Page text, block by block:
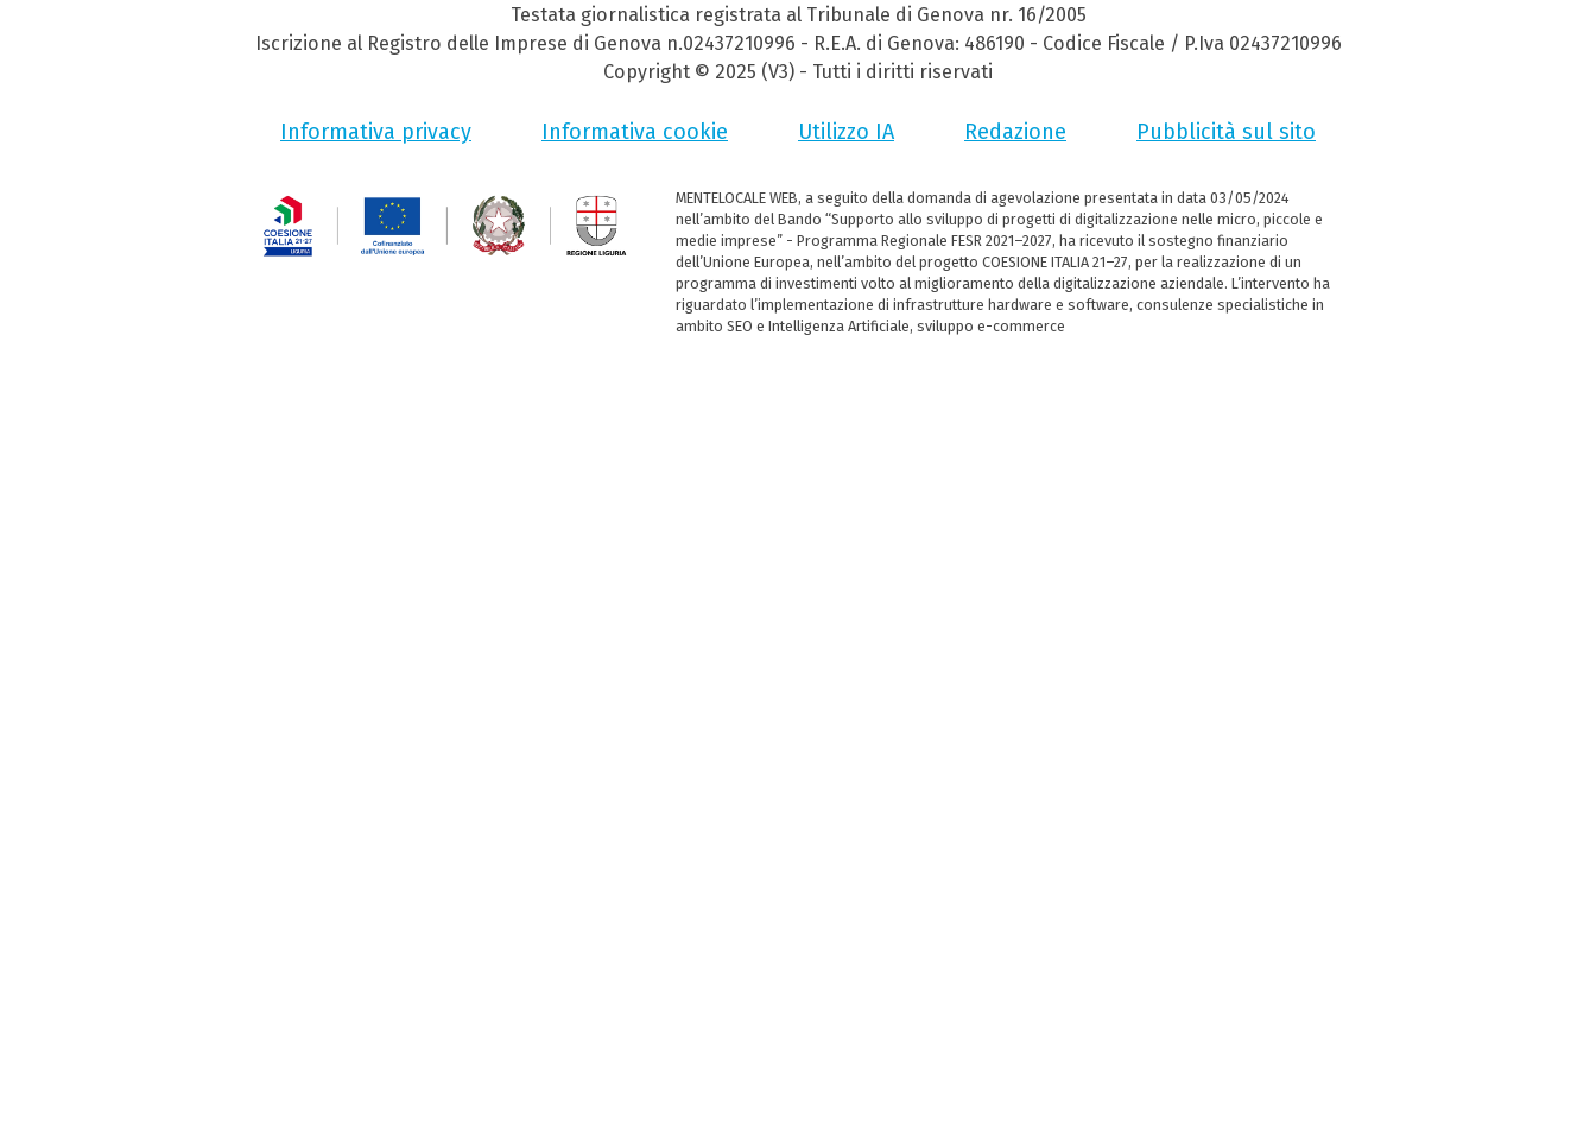
Testata giornalistica registrata al Tribunale di Genova nr. 16/2005
Iscrizione al Registro delle Imprese di Genova n.02437210996 - R.E.A. di Genova: 486190 - Codice Fiscale / P.Iva 02437210996
Copyright © 2025 (V3) - Tutti i diritti riservati
Informativa privacy Informativa cookie Utilizzo IA Redazione Pubblicità sul sito
MENTELOCALE WEB, a seguito della domanda di agevolazione presentata in data 03/05/2024
nell’ambito del Bando “Supporto allo sviluppo di progetti di digitalizzazione nelle micro, piccole e
medie imprese” - Programma Regionale FESR 2021–2027, ha ricevuto il sostegno finanziario
dell’Unione Europea, nell’ambito del progetto COESIONE ITALIA 21–27, per la realizzazione di un
programma di investimenti volto al miglioramento della digitalizzazione aziendale. L’intervento ha
riguardato l’implementazione di infrastrutture hardware e software, consulenze specialistiche in
ambito SEO e Intelligenza Artificiale, sviluppo e-commerce